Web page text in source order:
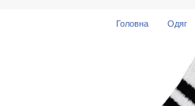
Головна Одяг